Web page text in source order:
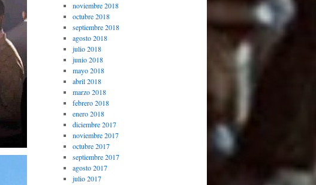
noviembre 2018
octubre 2018
septiembre 2018
agosto 2018
julio 2018
junio 2018
mayo 2018
abril 2018
marzo 2018
febrero 2018
enero 2018
diciembre 2017
noviembre 2017
octubre 2017
septiembre 2017
agosto 2017
julio 2017